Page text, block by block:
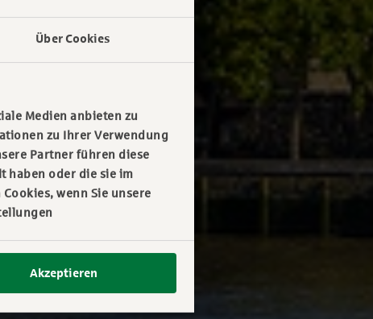
Über Cookies
Medien anbieten zu
zu Ihrer Verwendung
Partner führen diese
haben oder die sie im
wenn Sie unsere
Akzeptieren